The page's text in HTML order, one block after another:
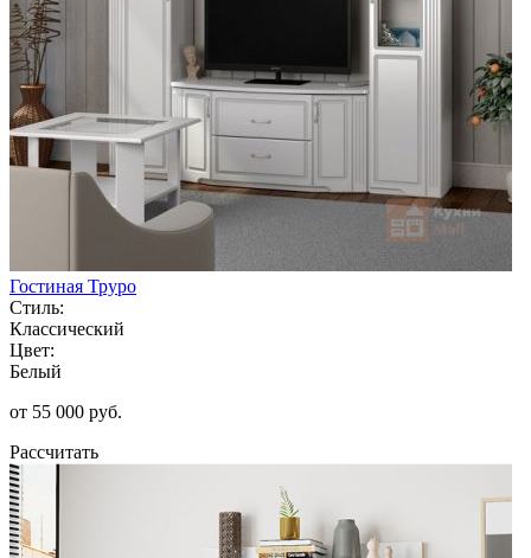
Гостиная Труро
Стиль:
Классический
Цвет:
Белый
от 55 000 руб.
Рассчитать